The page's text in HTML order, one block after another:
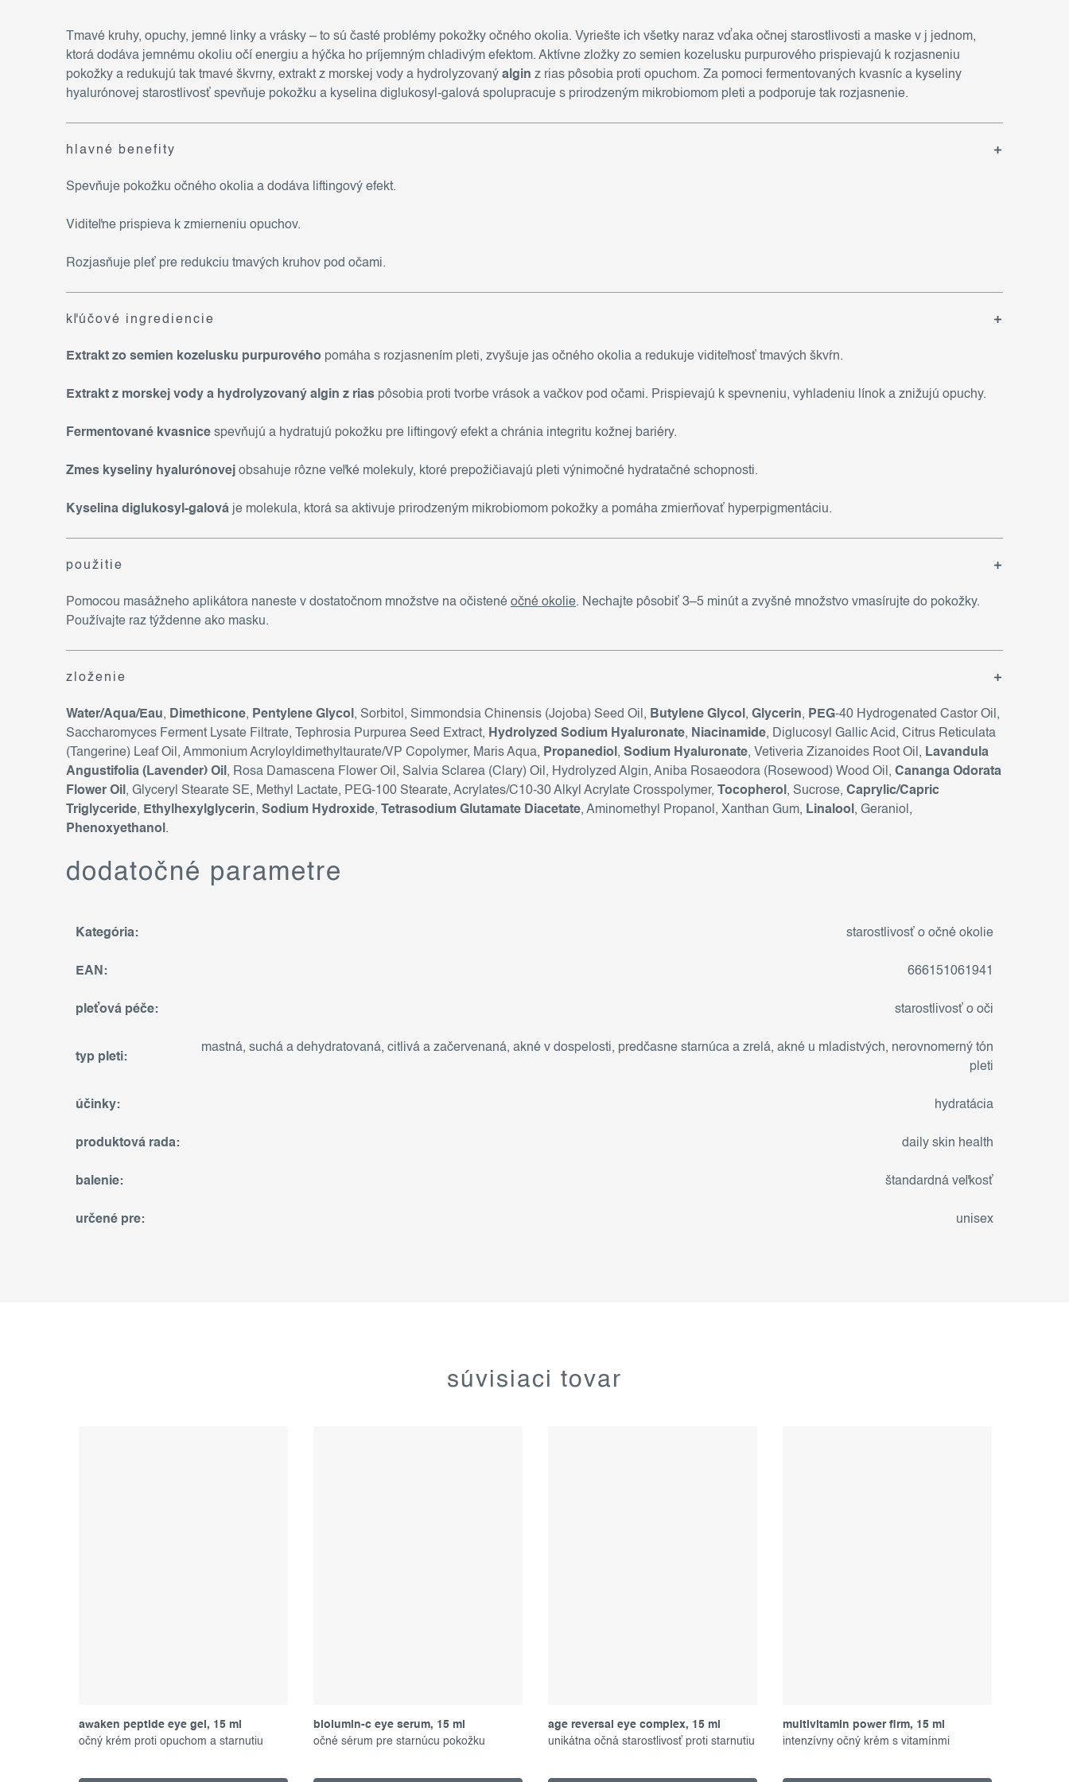
Tmavé kruhy, opuchy, jemné linky a vrásky – to sú časté problémy pokožky očného okolia. Vyriešte ich všetky naraz vďaka očnej starostlivosti a maske v j jednom,
ktorá dodáva jemnému okoliu očí energiu a hýčka ho príjemným chladivým efektom. Aktívne zložky zo semien kozelusku purpurového prispievajú k rozjasneniu
pokožky a redukujú tak tmavé škvrny, extrakt z morskej vody a hydrolyzovaný algin z rias pôsobia proti opuchom. Za pomoci fermentovaných kvasníc a kyseliny
hyalurónovej starostlivosť spevňuje pokožku a kyselina diglukosyl-galová spolupracuje s prirodzeným mikrobiomom pleti a podporuje tak rozjasnenie.
hlavné benefity
Spevňuje pokožku očného okolia a dodáva liftingový efekt.
Viditeľne prispieva k zmierneniu opuchov.
Rozjasňuje pleť pre redukciu tmavých kruhov pod očami.
kľúčové ingrediencie
Extrakt zo semien kozelusku purpurového pomáha s rozjasnením pleti, zvyšuje jas očného okolia a redukuje viditeľnosť tmavých škvŕn.
Extrakt z morskej vody a hydrolyzovaný algin z rias pôsobia proti tvorbe vrások a vačkov pod očami. Prispievajú k spevneniu, vyhladeniu línok a znižujú opuchy.
Fermentované kvasnice spevňujú a hydratujú pokožku pre liftingový efekt a chránia integritu kožnej bariéry.
Zmes kyseliny hyalurónovej obsahuje rôzne veľké molekuly, ktoré prepožičiavajú pleti výnimočné hydratačné schopnosti.
Kyselina diglukosyl-galová je molekula, ktorá sa aktivuje prirodzeným mikrobiomom pokožky a pomáha zmierňovať hyperpigmentáciu.
použitie
Pomocou masážneho aplikátora naneste v dostatočnom množstve na očistené očné okolie. Nechajte pôsobiť 3–5 minút a zvyšné množstvo vmasírujte do pokožky.
Používajte raz týždenne ako masku.
zloženie
Water/Aqua/Eau, Dimethicone, Pentylene Glycol , Sorbitol, Simmondsia Chinensis (Jojoba) Seed Oil, Butylene Glycol , Glycerin, PEG-40 Hydrogenated Castor Oil,
Saccharomyces Ferment Lysate Filtrate, Tephrosia Purpurea Seed Extract, Hydrolyzed Sodium Hyaluronate, Niacinamide, Diglucosyl Gallic Acid, Citrus Reticulata
(Tangerine) Leaf Oil, Ammonium Acryloyldimethyltaurate/VP Copolymer, Maris Aqua, Propanediol , Sodium Hyaluronate, Vetiveria Zizanoides Root Oil, Lavandula
Angustifolia (Lavender) Oil , Rosa Damascena Flower Oil, Salvia Sclarea (Clary) Oil, Hydrolyzed Algin, Aniba Rosaeodora (Rosewood) Wood Oil, Cananga Odorata
Flower Oil , Glyceryl Stearate SE, Methyl Lactate, PEG-100 Stearate, Acrylates/C10-30 Alkyl Acrylate Crosspolymer, Tocopherol , Sucrose, Caprylic/Capric
Triglyceride, Ethylhexylglycerin, Sodium Hydroxide, Tetrasodium Glutamate Diacetate, Aminomethyl Propanol, Xanthan Gum, Linalool , Geraniol,
Phenoxyethanol .
dodatočné parametre
Kategória: starostlivosť o očné okolie
EAN : 666151061941
pleťová péče: starostlivosť o oči
typ pleti:
mastná, suchá a dehydratovaná, citlivá a začervenaná, akné v dospelosti, predčasne starnúca a zrelá, akné u mladistvých, nerovnomerný tón
pleti
účinky: hydratácia
produktová rada: daily skin health
balenie: štandardná veľkosť
určené pre: unisex
súvisiaci tovar
awaken peptide eye gel, 15 ml
očný krém proti opuchom a starnutiu
biolumin-c eye serum, 15 ml
očné sérum pre starnúcu pokožku
age reversal eye complex, 15 ml
unikátna očná starostlivosť proti starnutiu
multivitamin power firm, 15 ml
intenzívny očný krém s vitamínmi